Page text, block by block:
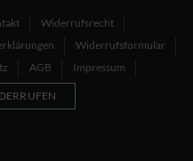
Widerrufsrecht
Widerrufsformular
AGB Impressum